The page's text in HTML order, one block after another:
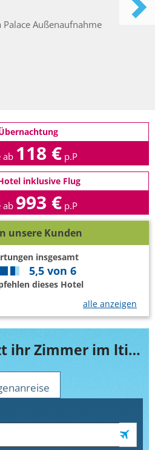
ab 118 € p.P
inklusive Flug
ab 993 € p.P
unsere Kunden
insgesamt
5,5 von 6
dieses Hotel
alle anzeigen
Buchen Sie jetzt ihr Zimmer im lti AKS Minoa Palace